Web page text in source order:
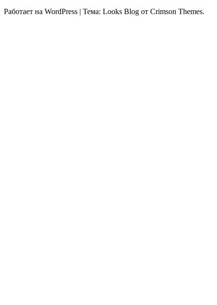
Работает на WordPress | Тема: Looks Blog от Crimson Themes.